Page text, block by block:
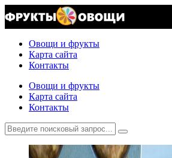
Овощи и фрукты
Карта сайта
Контакты
Овощи и фрукты
Карта сайта
Контакты